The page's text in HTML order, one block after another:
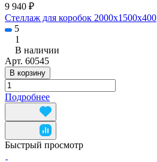
9 940 ₽
Стеллаж для коробок 2000х1500х400
5
1
В наличии
Арт. 60545
В корзину
Подробнее
Быстрый просмотр